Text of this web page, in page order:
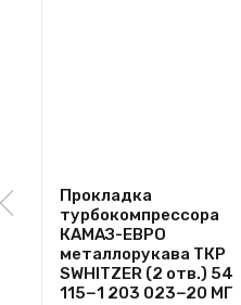
Прокладка
турбокомпрессора
КАМАЗ-ЕВРО
металлорукава ТКР
SWHITZER (2 отв.) 54
115−1 203 023−20 МГ